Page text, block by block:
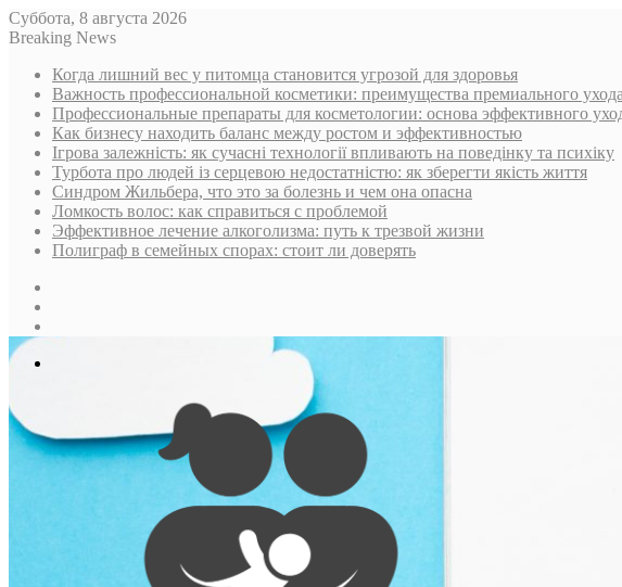
Суббота, 8 августа 2026
Breaking News
Когда лишний вес у питомца становится угрозой для здоровья
Важность профессиональной косметики: преимущества премиального
Профессиональные препараты для косметологии: основа эффективного
Как бизнесу находить баланс между ростом и эффективностью
Ігрова залежність: як сучасні технології впливають на поведінку та психіку
Турбота про людей із серцевою недостатністю: як зберегти якість життя
Синдром Жильбера, что это за болезнь и чем она опасна
Ломкость волос: как справиться с проблемой
Эффективное лечение алкоголизма: путь к трезвой жизни
Полиграф в семейных спорах: стоит ли доверять